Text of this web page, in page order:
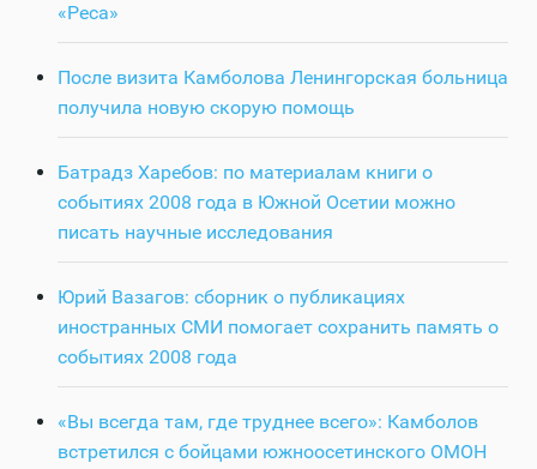
«Реса»
После визита Камболова Ленингорская больница
получила новую скорую помощь
Батрадз Харебов: по материалам книги о
событиях 2008 года в Южной Осетии можно
писать научные исследования
Юрий Вазагов: сборник о публикациях
иностранных СМИ помогает сохранить память о
событиях 2008 года
«Вы всегда там, где труднее всего»: Камболов
встретился с бойцами южноосетинского ОМОН